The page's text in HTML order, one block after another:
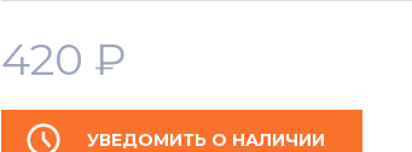
420 ₽
УВЕДОМИТЬ О НАЛИЧИИ